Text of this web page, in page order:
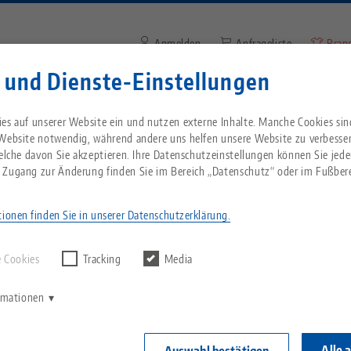
und Dienste-Einstellungen
auf unserer Website ein und nutzen externe Inhalte. Manche Cookies
notwendig, während andere uns helfen unsere Website zu
davon Sie akzeptieren. Ihre Datenschutzeinstellungen können Sie
zur Änderung finden Sie im Bereich „Datenschutz“ oder im
finden Sie in unserer Datenschutzerklärung.
Tracking Media
Website, um landesspezifischen Inhalt zu
usa.com
Alles aus einer Hand
Nullpunktspanntechnik
Breadcrumb
Über LANG
Philosophie
Service
Downloads
FAQ
Aktuelles
Blog
News
Anmelden Anfrageliste
Suchbegriff oder
finden.
Spanntürme Quick•Tower
Spannturm
aufgrund seiner vielfältigen
in Horizontalbearbeitungszentren
Systemgrößen 52 und 96 mm wie auch die
können auf dem vierseitigen Spannturm